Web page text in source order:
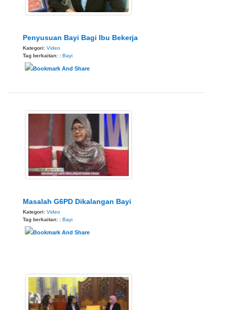
Penyusuan Bayi Bagi Ibu Bekerja
Kategori: Video
Tag berkaitan: : Bayi
Masalah G6PD Dikalangan Bayi
Kategori: Video
Tag berkaitan: : Bayi